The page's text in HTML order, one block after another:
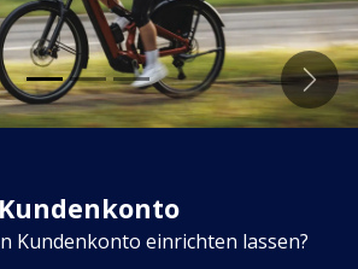
Kundenkonto
Kundenkonto einrichten lassen?